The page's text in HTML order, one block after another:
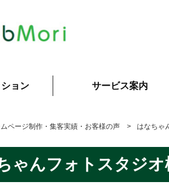
ョン サービス案内
ページ制作・集客実績・お客様の声 はなちゃ
ゃんフォトスタジ